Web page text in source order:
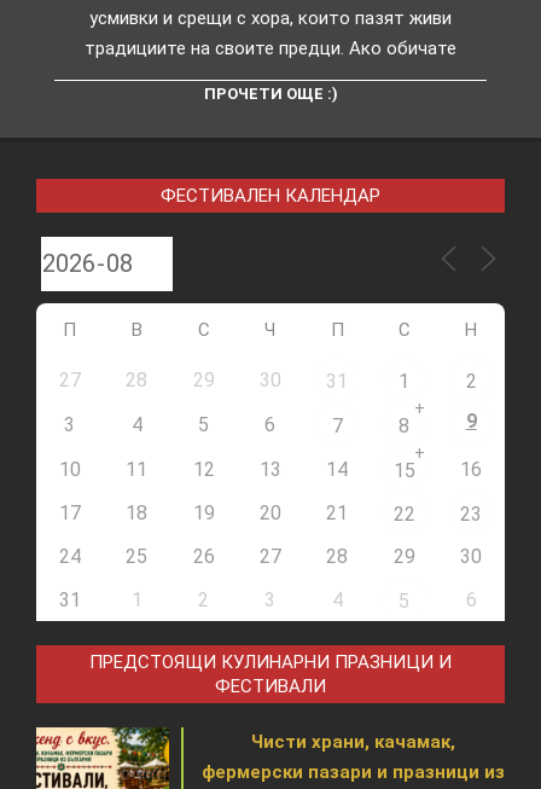
усмивки и срещи с хора, които пазят живи
традициите на своите предци. Ако обичате
ПРОЧЕТИ ОЩЕ :)
ФЕСТИВАЛЕН КАЛЕНДАР
П В С Ч П С Н
27 28 29 30 31 1
2
3
4 5 6 7 8
+
9
10 11 12 13 14 15
+
16
17
18 19 20 21 22
23
24
25 26 27 28 29
30
31
1 2 3 4 5 6
ПРЕДСТОЯЩИ КУЛИНАРНИ ПРАЗНИЦИ И
ФЕСТИВАЛИ
Чисти храни, качамак,
фермерски пазари и празници из